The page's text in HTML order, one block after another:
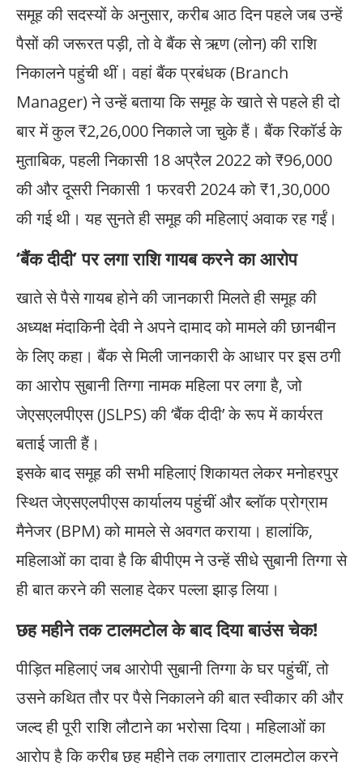
समूह की सदस्यों के अनुसार, करीब आठ दिन पहले जब उन्हें
पैसों की जरूरत पड़ी, तो वे बैंक से ऋण (लोन) की राशि
निकालने पहुंची थीं। वहां बैंक प्रबंधक (Branch
Manager) ने उन्हें बताया कि समूह के खाते से पहले ही दो
बार में कुल ₹2,26,000 निकाले जा चुके हैं। बैंक रिकॉर्ड के
मुताबिक, पहली निकासी 18 अप्रैल 2022 को ₹96,000
की और दूसरी निकासी 1 फरवरी 2024 को ₹1,30,000
की गई थी। यह सुनते ही समूह की महिलाएं अवाक रह गईं।
‘बैंक दीदी’ पर लगा राशि गायब करने का आरोप
खाते से पैसे गायब होने की जानकारी मिलते ही समूह की
अध्यक्ष मंदाकिनी देवी ने अपने दामाद को मामले की छानबीन
के लिए कहा। बैंक से मिली जानकारी के आधार पर इस ठगी
का आरोप सुबानी तिग्गा नामक महिला पर लगा है, जो
जेएसएलपीएस (JSLPS) की ‘बैंक दीदी’ के रूप में कार्यरत
बताई जाती हैं।
इसके बाद समूह की सभी महिलाएं शिकायत लेकर मनोहरपुर
स्थित जेएसएलपीएस कार्यालय पहुंचीं और ब्लॉक प्रोग्राम
मैनेजर (BPM) को मामले से अवगत कराया। हालांकि,
महिलाओं का दावा है कि बीपीएम ने उन्हें सीधे सुबानी तिग्गा से
ही बात करने की सलाह देकर पल्ला झाड़ लिया।
छह महीने तक टालमटोल के बाद दिया बाउंस चेक!
पीड़ित महिलाएं जब आरोपी सुबानी तिग्गा के घर पहुंचीं, तो
उसने कथित तौर पर पैसे निकालने की बात स्वीकार की और
जल्द ही पूरी राशि लौटाने का भरोसा दिया। महिलाओं का
आरोप है कि करीब छह महीने तक लगातार टालमटोल करने